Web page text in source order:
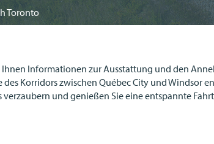
Toronto
Informationen zur Ausstattung und den
Korridors zwischen Québec City und Windsor
verzaubern und genießen Sie eine entspannte